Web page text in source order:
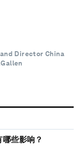
Director China
些影响？